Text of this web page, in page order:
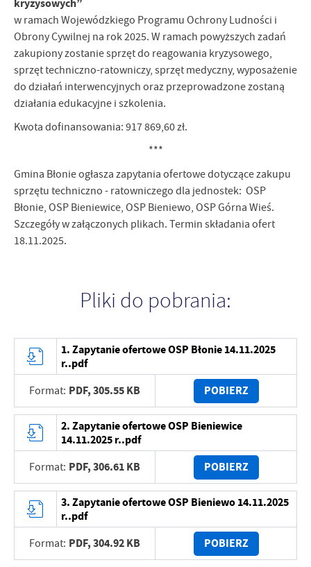
kryzysowych”
w ramach Wojewódzkiego Programu Ochrony Ludności i
Obrony Cywilnej na rok 2025. W ramach powyższych zadań
zakupiony zostanie sprzęt do reagowania kryzysowego,
sprzęt techniczno-ratowniczy, sprzęt medyczny, wyposażenie
do działań interwencyjnych oraz przeprowadzone zostaną
działania edukacyjne i szkolenia.
Kwota dofinansowania: 917 869,60 zł.
***
Gmina Błonie ogłasza zapytania ofertowe dotyczące zakupu
sprzętu techniczno - ratowniczego dla jednostek: OSP
Błonie, OSP Bieniewice, OSP Bieniewo, OSP Górna Wieś.
Szczegóły w załączonych plikach. Termin składania ofert
18.11.2025.
Pliki do pobrania:
1. Zapytanie ofertowe OSP Błonie 14.11.2025
r..pdf
Format: PDF,305.55 KB POBIERZ
2. Zapytanie ofertowe OSP Bieniewice
14.11.2025 r..pdf
Format: PDF,306.61 KB POBIERZ
3. Zapytanie ofertowe OSP Bieniewo 14.11.2025
r..pdf
Format: PDF,304.92 KB POBIERZ
treści w postaci wiadomości, ofert, komunikatów mediów
społecznościowych.